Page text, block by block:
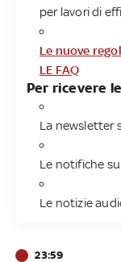
per lavori di
Le nuove
LE FAQ
Per ricevere
La newsletter
Le notifiche
Le notizie
23:59